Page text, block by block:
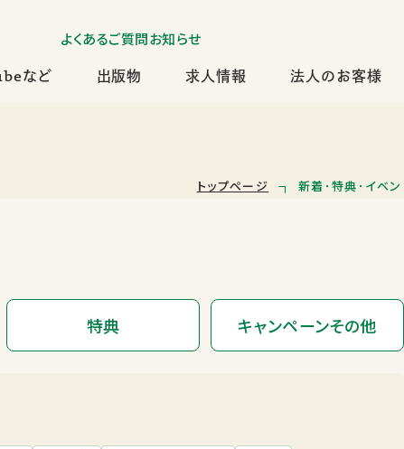
よくあるご質問お知らせ
など 出版物 求人情報 法人のお客様
トップページ 新着･特典･イベン
特典 キャンペーンその他